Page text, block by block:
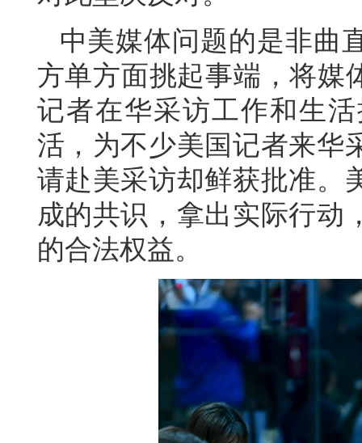
中美媒体问题的是非曲
方单方面挑起事端，将媒
记者在华采访工作和生
活，为不少美国记者来华
请赴美采访却鲜获批准。
成的共识，拿出实际行动
的合法权益。